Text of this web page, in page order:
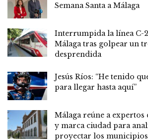
Semana Santa a Málaga
Interrumpida la línea C-
Málaga tras golpear un
desprendida
Jesús Ríos: “He tenido
para llegar hasta aquí”
Málaga reúne a
y marca ciudad para
proyectar los municipios